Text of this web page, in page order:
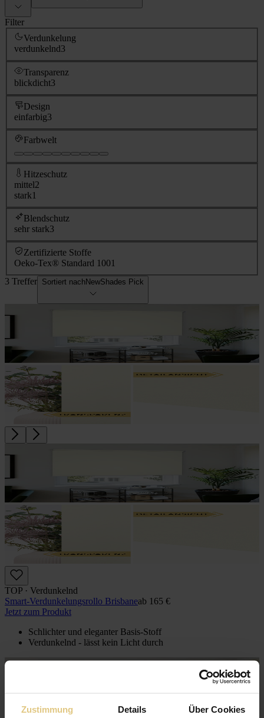
Zustimmung Details Über Cookies
Filter
Verdunkelung
verdunkelnd3
Transparenz
blickdicht3
Design
einfarbig3
Farbwelt
Hitzeschutz
mittel2
stark1
Blendschutz
sehr stark3
Zertifizierte Stoffe
Oeko-Tex® Standard 1001
3 Treffer Sortiert nachNewShades Pick
TOP · Verdunkelnd
Smart-Verdunkelungsrollo Brisbaneab 165 €
Jetzt zum Produkt
Schlichter und eleganter Basis-Stoff
Verdunkelnd - lässt kein Licht durch